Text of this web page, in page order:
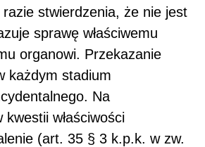
razie stwierdzenia, że nie jest
sprawę właściwemu
organowi. Przekazanie
każdym stadium
Na
właściwości
(art. 35 § 3 k.p.k. w zw.